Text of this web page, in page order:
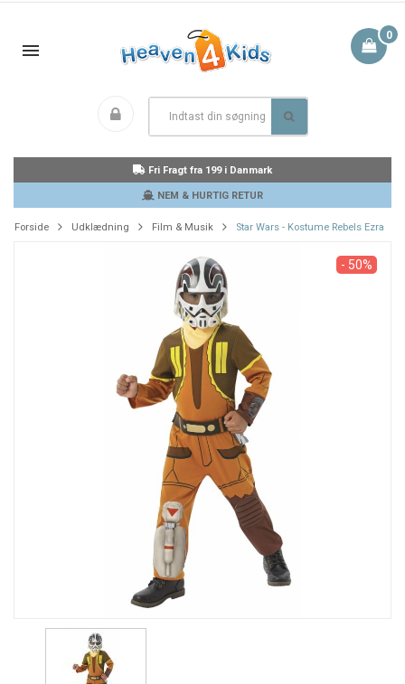
0
Fri Fragt fra 199 i Danmark
NEM & HURTIG RETUR
Forside Udklædning Film & Musik Star Wars - Kostume Rebels Ezra
- 50%